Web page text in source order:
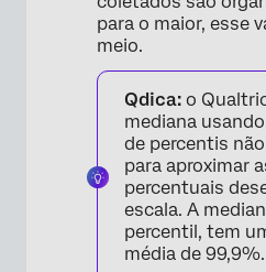
para o maior, esse
meio.
Qdica: o
mediana
de percentis
para aproximar
percentuais
escala. A
percentil, tem
média de 99,9%.